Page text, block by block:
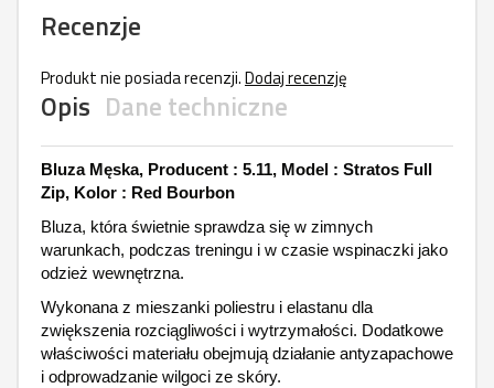
Recenzje
Produkt nie posiada recenzji.Dodaj recenzję
Opis Dane techniczne
Bluza Męska, Producent : 5.11, Model : Stratos Full
Zip, Kolor : Red Bourbon
Bluza, która świetnie sprawdza się w zimnych
warunkach, podczas treningu i w czasie wspinaczki jako
odzież wewnętrzna.
Wykonana z mieszanki poliestru i elastanu dla
zwiększenia rozciągliwości i wytrzymałości. Dodatkowe
właściwości materiału obejmują działanie antyzapachowe
i odprowadzanie wilgoci ze skóry.